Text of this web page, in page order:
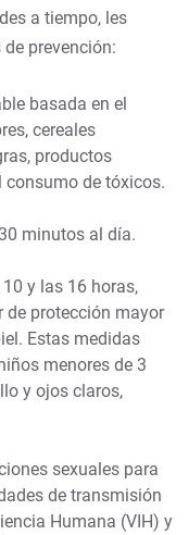
a tiempo, les
prevención:
basada en el
cereales
productos
consumo de tóxicos.
minutos al día.
y las 16 horas,
de protección mayor
Estas medidas
menores de 3
y ojos claros,
sexuales para
de transmisión
Humana (VIH) y